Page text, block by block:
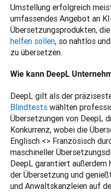
Umstellung erfolgreich
umfassendes Angebot an
Übersetzungsprodukten, die
helfen sollen, so nahtlos
zu übersetzen.
Wie kann DeepL
Blindtests wählten
Übersetzungen von DeepL
Konkurrenz, wobei die
Englisch <> Französisch
maschineller
DeepL garantiert
der Übersetzung und
und Anwaltskanzleien auf